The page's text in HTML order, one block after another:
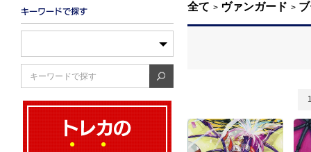
全て > ヴァンガード >